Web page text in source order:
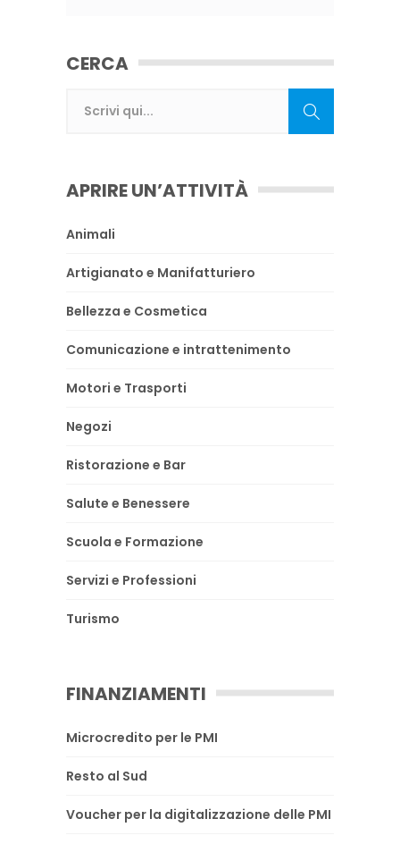
CERCA
APRIRE UN’ATTIVITÀ
Animali
Artigianato e Manifatturiero
Bellezza e Cosmetica
Comunicazione e intrattenimento
Motori e Trasporti
Negozi
Ristorazione e Bar
Salute e Benessere
Scuola e Formazione
Servizi e Professioni
Turismo
FINANZIAMENTI
Microcredito per le PMI
Resto al Sud
Voucher per la digitalizzazione delle PMI